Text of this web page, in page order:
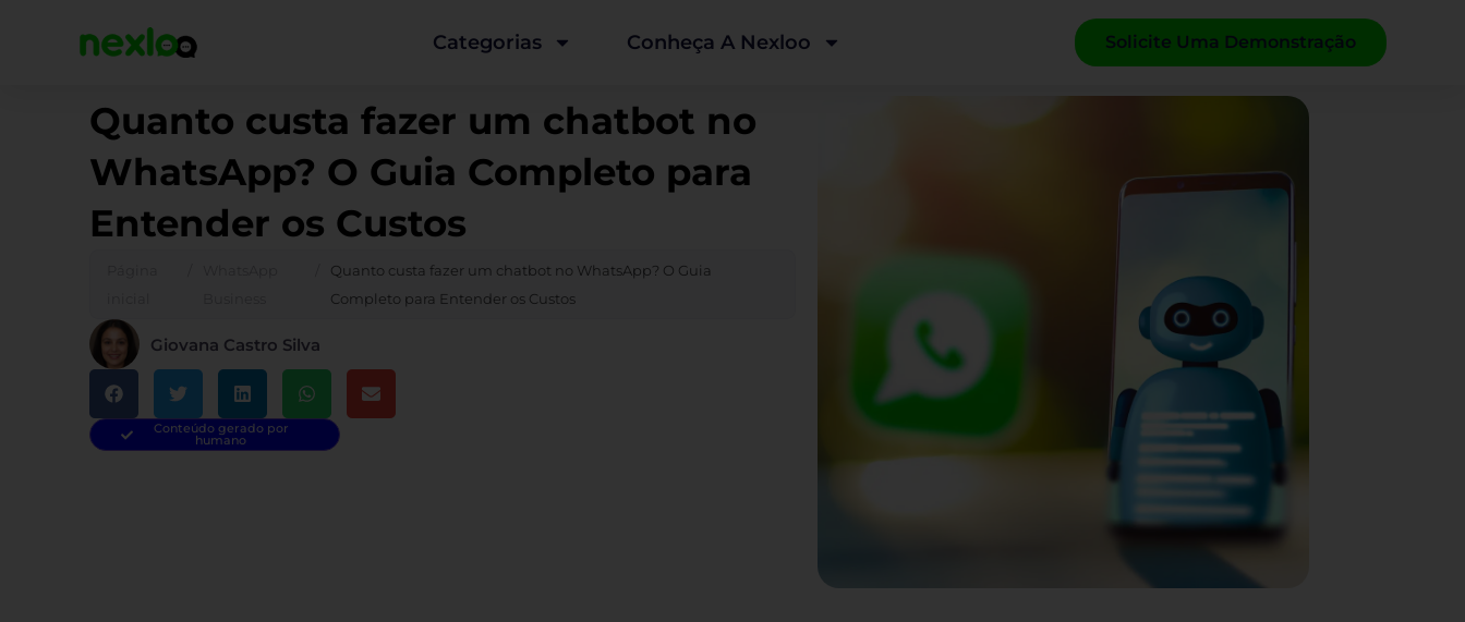
Categorias Conheça A Nexloo Solicite Uma Demonstração
Quanto custa fazer um chatbot no
WhatsApp? O Guia Completo para
Entender os Custos
Quanto custa fazer um chatbot no WhatsApp? O Guia
Completo para Entender os Custos
Giovana Castro Silva
Conteúdo gerado por
humano